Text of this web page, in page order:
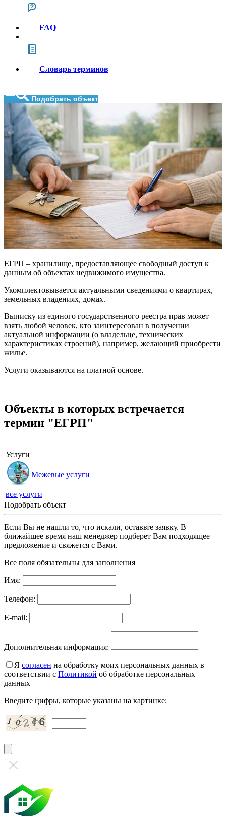
FAQ
Словарь терминов
Подобрать объект
ЕГРП – хранилище, предоставляющее свободный доступ к
данным об объектах недвижимого имущества.
Укомплектовывается актуальными сведениями о квартирах,
земельных владениях, домах.
Выписку из единого государственного реестра прав может
взять любой человек, кто заинтересован в получении
актуальной информации (о владельце, технических
характеристиках строений), например, желающий приобрести
жилье.
Услуги оказываются на платной основе.
Объекты в которых встречается
термин "ЕГРП"
Услуги
Межевые услуги
все услуги
Подобрать объект
Если Вы не нашли то, что искали, оставьте заявку. В
ближайшее время наш менеджер подберет Вам подходящее
предложение и свяжется с Вами.
Все поля обязательны для заполнения
Имя:
Телефон:
E-mail:
Дополнительная информация:
Я согласен на обработку моих персональных данных в
соответствии с Политикой об обработке персональных
данных
Введите цифры, которые указаны на картинке: